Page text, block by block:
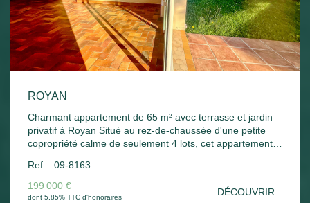
ROYAN
Charmant appartement de 65 m² avec terrasse et jardin
privatif à Royan Situé au rez-de-chaussée d'une petite
copropriété calme de seulement 4 lots, cet appartement
fonctionnel. Il se compose d'une cuisine séparée, d'un
séjour-salon spacieux ouvrant directement sur une
terrasse et un jardin privatif, parfaits pour profiter des
Ref. : 09-8163
199 000 €
dont 5.85% TTC d'honoraires DÉCOUVRIR